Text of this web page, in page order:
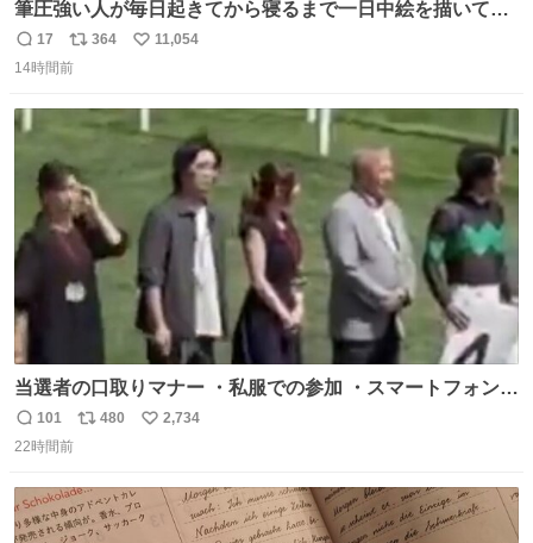
筆圧強い人が毎日起きてから寝るまで一日中絵を描いてる
とこうなる。 異常事態です。
返
信
17
リ
ポ
ト
364
い
数
11,054
14時間前
当選者の口取りマナー ・私服での参加 ・スマートフォンで
の撮影 ・調教師へ自分から握手を求める行為 ・シャツをズ
ボンにインしていない服装 ・ボディーバッグの着用 私も口
ほしい #DMMバヌーシ
返
信
101
リ
ト
数
480
い
数
2,734
22時間前